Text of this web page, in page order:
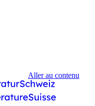
Aller au contenu